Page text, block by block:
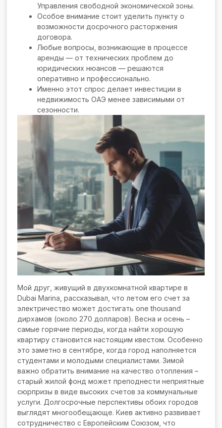
Управления свободной экономической зоны.
Особое внимание стоит уделить пункту о
возможности досрочного расторжения
договора.
Любые вопросы, возникающие в процессе
аренды — от технических проблем до
юридических нюансов — решаются
оперативно и профессионально.
Именно этот спрос делает инвестиции в
недвижимость ОАЭ менее зависимыми от
сезонности.
Мой друг, живущий в двухкомнатной квартире в
Dubai Marina, рассказывал, что летом его счет за
электричество может достигать one thousand
дирхамов (около 270 долларов). Весна и осень –
самые горячие периоды, когда найти хорошую
квартиру становится настоящим квестом. Особенно
это заметно в сентябре, когда город наполняется
студентами и молодыми специалистами. Зимой
важно обратить внимание на качество отопления –
старый жилой фонд может преподнести неприятные
сюрпризы в виде высоких счетов за коммунальные
услуги. Долгосрочные перспективы обоих городов
выглядят многообещающе. Киев активно развивает
сотрудничество с Европейским Союзом, что